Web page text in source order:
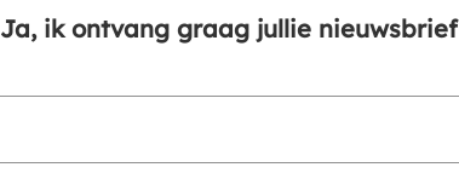
Ja, ik ontvang graag jullie nieuwsbrief